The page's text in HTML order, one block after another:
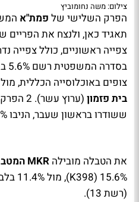
צילום: משה נחומוביץ
הפרק השלישי של פמת"א
תאגיד כאן, ולנצח את הפריים
צופים באוכלוסייה הכללית, מול 4.4% (132
בית פזמון
(ערוץ
ששודרו בראשון שעבר, הניבו 4.7% ו-5.3%.
את הטבלה מובילה MKR
15.6% (398
K), מול 11.4% בלבד (ו-298
(רשת 13).